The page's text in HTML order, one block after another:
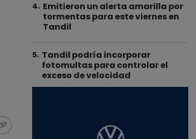
4. Emitieron un alerta amarilla por
tormentas para este viernes en
Tandil
5. Tandil podría incorporar
fotomultas para controlar el
exceso de velocidad